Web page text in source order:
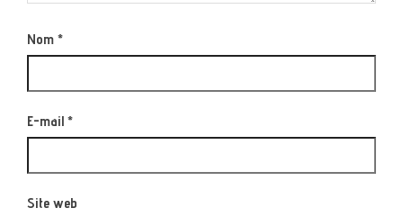
Nom *
E-mail *
Site web